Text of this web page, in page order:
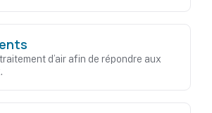
d’air afin de répondre aux